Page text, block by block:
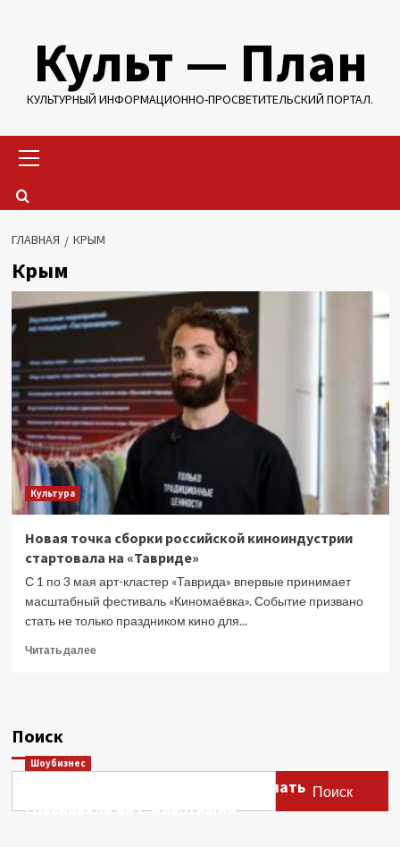
содержимому
Культ — План
КУЛЬТУРНЫЙ ИНФОРМАЦИОННО-ПРОСВЕТИТЕЛЬСКИЙ ПОРТАЛ.
меню
ГЛАВНАЯ КРЫМ
Крым
Культура
Новая точка сборки российской киноиндустрии
стартовала на «Тавриде»
С 1 по 3 мая арт-кластер «Таврида» впервые принимает
масштабный фестиваль «Киномаёвка». Событие призвано
стать не только праздником кино для...
Читать далееПрочитать
Поиск
Поиск
Шоубизнес
Этери Тутберидзе заявила, что мать
сравнивала ее с животными